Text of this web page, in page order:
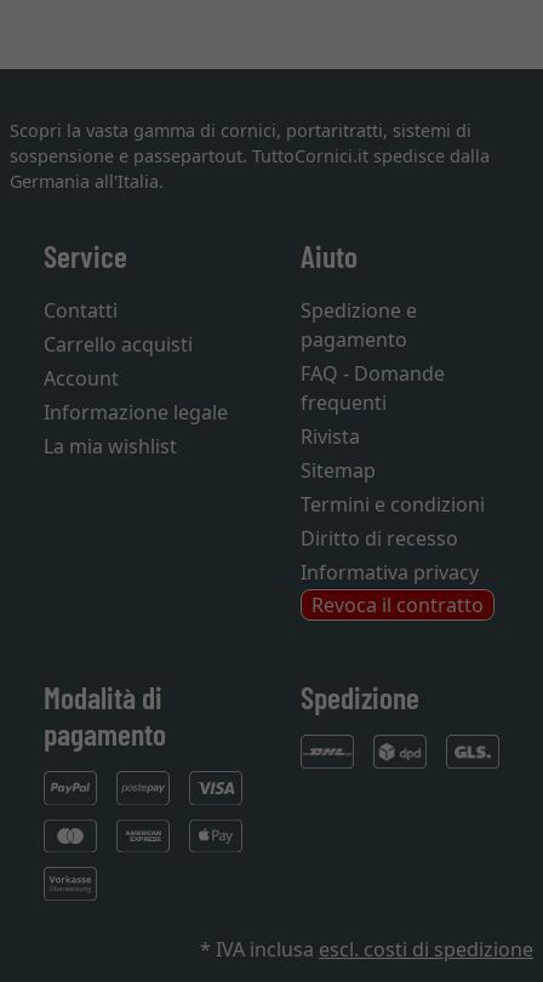
Scopri la vasta gamma di cornici, portaritratti, sistemi di
sospensione e passepartout. TuttoCornici.it spedisce dalla
Germania all'Italia.
Service
Contatti
Carrello acquisti
Account
Informazione legale
La mia wishlist
Aiuto
Spedizione e
pagamento
FAQ - Domande
frequenti
Rivista
Sitemap
Termini e condizioni
Diritto di recesso
Informativa privacy
Revoca il contratto
Modalità di
pagamento
Spedizione
* IVA inclusa escl. costi di spedizione